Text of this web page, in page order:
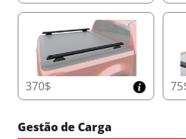
370$
Gestão de Carga